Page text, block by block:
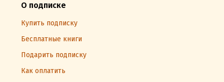
О подписке
Купить подписку
Бесплатные книги
Подарить подписку
Как оплатить